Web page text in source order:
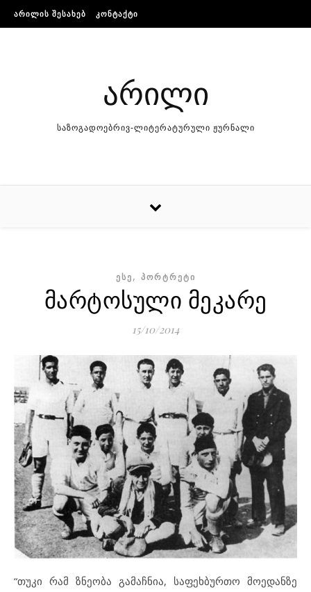
Skip to content
ᲐᲠᲘᲚᲘᲡ ᲨᲔᲡᲐᲮᲔᲑ ᲙᲝᲜᲢᲐᲥᲢᲘ
არილი
საზოგადოებრივ-ლიტერატურული ჟურნალი
ᲔᲡᲔ, ᲞᲝᲠᲢᲠᲔᲢᲘ
მარტოსული მეკარე
15/10/2014
“თუკი რამ ზნეობა გამაჩნია, საფეხბურთო მოედანზე